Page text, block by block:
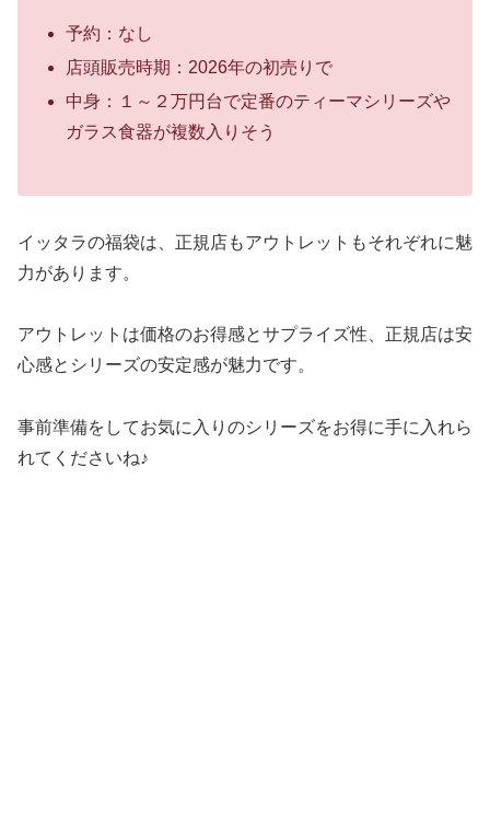
予約：なし
店頭販売時期：2026年の初売りで
中身：１～２万円台で定番のティーマシリーズや
ガラス食器が複数入りそう
イッタラの福袋は、正規店もアウトレットもそれぞれに魅
力があります。
アウトレットは価格のお得感とサプライズ性、正規店は安
心感とシリーズの安定感が魅力です。
事前準備をしてお気に入りのシリーズをお得に手に入れら
れてくださいね♪